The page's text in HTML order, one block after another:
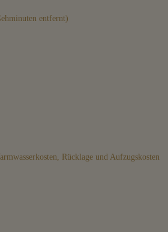
entfernt)
Rücklage und Aufzugskosten